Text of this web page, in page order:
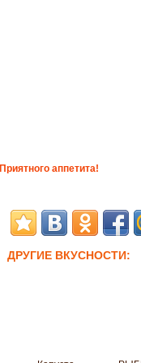
Приятного аппетита!
ДРУГИЕ ВКУСНОСТИ: